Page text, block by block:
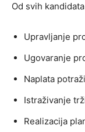
Od svih
Upravljanje
Ugovaranje
Naplata
Istraživanje
Realizacija